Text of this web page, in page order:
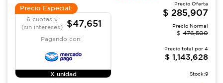
Precio Especial:
6 cuotas x
(sin intereses)
$47,651
Pagando con:
X unidad
Precio Oferta
$ 285,907
Precio Normal
$ 476,500
Precio total por 4
$ 1,143,628
Stock:9